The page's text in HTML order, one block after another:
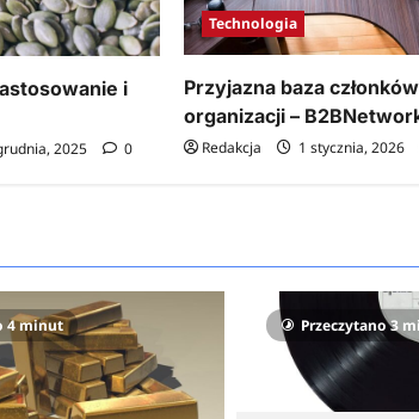
i
2025 0
Technologia
Przyjazna baza
organizacji –
Redakcja 1 stycznia, 2026
4 minut Przeczytano 3